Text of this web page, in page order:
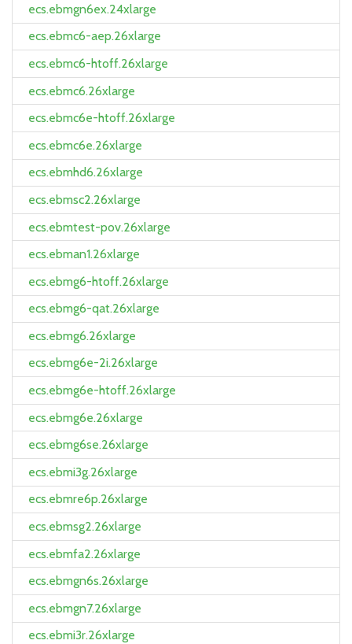
ecs.ebmgn6ex.24xlarge
ecs.ebmc6-aep.26xlarge
ecs.ebmc6-htoff.26xlarge
ecs.ebmc6.26xlarge
ecs.ebmc6e-htoff.26xlarge
ecs.ebmc6e.26xlarge
ecs.ebmhd6.26xlarge
ecs.ebmsc2.26xlarge
ecs.ebmtest-pov.26xlarge
ecs.ebman1.26xlarge
ecs.ebmg6-htoff.26xlarge
ecs.ebmg6-qat.26xlarge
ecs.ebmg6.26xlarge
ecs.ebmg6e-2i.26xlarge
ecs.ebmg6e-htoff.26xlarge
ecs.ebmg6e.26xlarge
ecs.ebmg6se.26xlarge
ecs.ebmi3g.26xlarge
ecs.ebmre6p.26xlarge
ecs.ebmsg2.26xlarge
ecs.ebmfa2.26xlarge
ecs.ebmgn6s.26xlarge
ecs.ebmgn7.26xlarge
ecs.ebmi3r.26xlarge